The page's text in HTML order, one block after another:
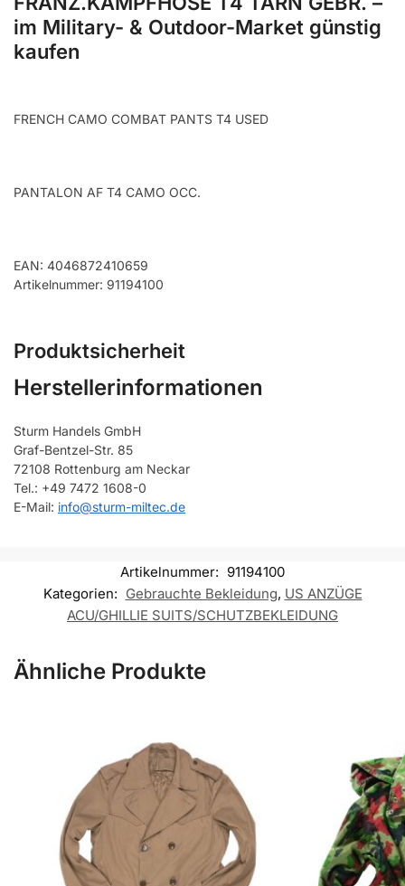
im Military- & Outdoor-Market günstig
kaufen
FRENCH CAMO COMBAT PANTS T4 USED
PANTALON AF T4 CAMO OCC.
EAN: 4046872410659
Artikelnummer: 91194100
Produktsicherheit
Herstellerinformationen
Sturm Handels GmbH
Graf-Bentzel-Str. 85
72108 Rottenburg am Neckar
Tel.: +49 7472 1608-0
E-Mail: info@sturm-miltec.de
Artikelnummer: 91194100
Kategorien: Gebrauchte Bekleidung, US ANZÜGE
ACU/GHILLIE SUITS/SCHUTZBEKLEIDUNG
Ähnliche Produkte